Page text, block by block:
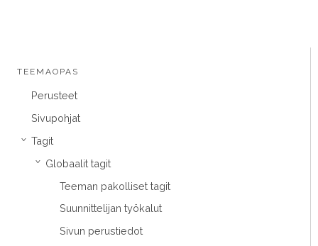
TEEMAOPAS
Perusteet
Sivupohjat
› Tagit
›
Globaalit tagit
Teeman pakolliset tagit
Suunnittelijan työkalut
Sivun perustiedot